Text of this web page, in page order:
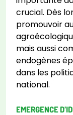
crucial. Dès
promouvoir
mais aussi
endogènes
dans les
national.
EMERGENCE